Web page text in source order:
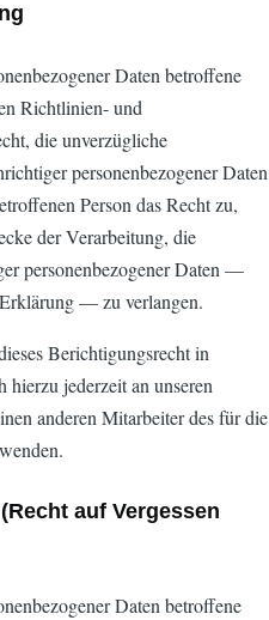
Daten betroffene
Richtlinien- und
die unverzügliche
personenbezogener Daten
Person das Recht zu,
der Verarbeitung, die
personenbezogener Daten —
— zu verlangen.
Berichtigungsrecht in
hierzu jederzeit an unseren
anderen Mitarbeiter des für die
auf Vergessen
Daten betroffene